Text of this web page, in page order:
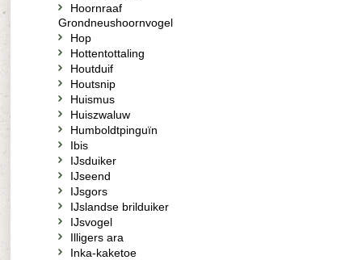
Hoornraaf
Grondneushoornvogel
Hop
Hottentottaling
Houtduif
Houtsnip
Huismus
Huiszwaluw
Humboldtpinguïn
Ibis
IJsduiker
IJseend
IJsgors
IJslandse brilduiker
IJsvogel
Illigers ara
Inka-kaketoe